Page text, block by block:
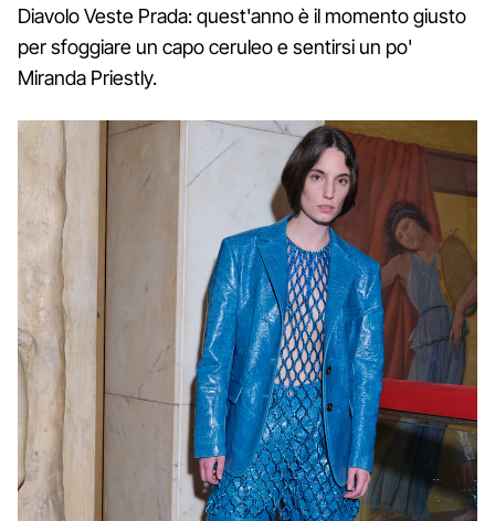
Diavolo Veste Prada: quest'anno è il momento giusto
per sfoggiare un capo ceruleo e sentirsi un po'
Miranda Priestly.